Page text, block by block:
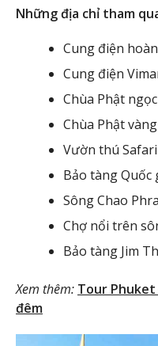
Những địa chỉ tham
Cung điện
Cung điện
Chùa Phật ngọc
Chùa Phật vàng
Vườn thú
Bảo tàng Quốc
Sông Chao
Chợ nổi trên
Bảo tàng Jim
Xem thêm: Tour Phuket
đêm